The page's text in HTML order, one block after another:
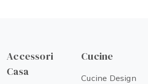
Accessori
Casa
Cucine
Cucine Design